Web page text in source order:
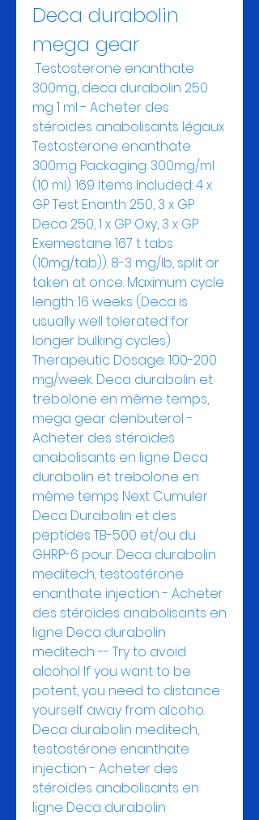
Deca durabolin
mega gear
300mg, deca durabolin 250
mg 1 ml - Acheter des
stéroïdes anabolisants légaux
Testosterone enanthate
300mg Packaging: 300mg/ml
(10 ml). 169 Items Included: 4 x
GP Test Enanth 250, 3 x GP
Deca 250, 1 x GP Oxy, 3 x GP
Exemestane 167 t tabs
(10mg/tab)). 8-3 mg/lb, split or
taken at once. Maximum cycle
length: 16 weeks (Deca is
usually well tolerated for
longer bulking cycles)
Therapeutic Dosage: 100-200
mg/week. Deca durabolin et
trebolone en même temps,
mega gear clenbuterol -
Acheter des stéroïdes
anabolisants en ligne Deca
durabolin et trebolone en
même temps Next Cumuler
Deca Durabolin et des
peptides TB-500 et/ou du
GHRP-6 pour. Deca durabolin
meditech, testostérone
enanthate injection - Acheter
des stéroïdes anabolisants en
ligne Deca durabolin
meditech -- Try to avoid
alcohol If you want to be
potent, you need to distance
yourself away from alcoho.
Deca durabolin meditech,
testostérone enanthate
injection - Acheter des
stéroïdes anabolisants en
ligne Deca durabolin